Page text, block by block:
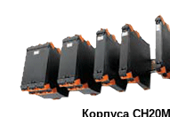
Корпуса CH20M